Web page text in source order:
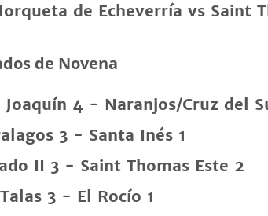
de Echeverría vs Saint
de Novena
Joaquín 4 - Naranjos/Cruz del
3 - Santa Inés 1
II 3 - Saint Thomas Este 2
3 - El Rocío 1